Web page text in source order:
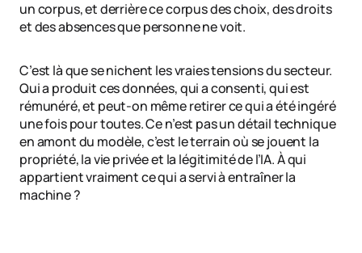
un corpus, et derrière ce corpus des choix, des droits
et des absences que personne ne voit.
C’est là que se nichent les vraies tensions du secteur.
Qui a produit ces données, qui a consenti, qui est
rémunéré, et peut-on même retirer ce qui a été ingéré
une fois pour toutes. Ce n’est pas un détail technique
en amont du modèle, c’est le terrain où se jouent la
propriété, la vie privée et la légitimité de l’IA. À qui
appartient vraiment ce qui a servi à entraîner la
machine ?